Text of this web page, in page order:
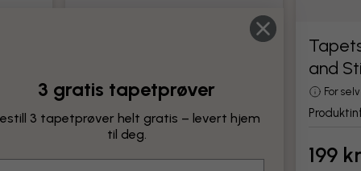
Produktinformasjon
199 kr
and
For
199 kr
3 gratis tapetprøver
3 tapetprøver helt gratis – levert hjem
til deg.